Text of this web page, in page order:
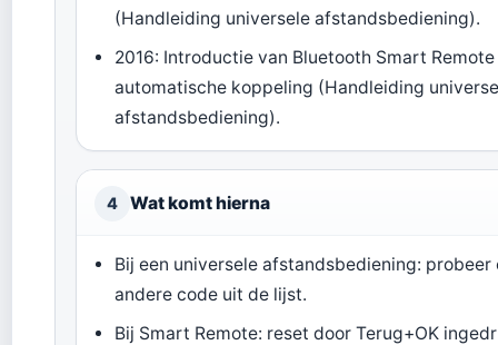
(Handleiding universele afstandsbediening).
2016: Introductie van Bluetooth Smart
automatische koppeling (Handleiding
afstandsbediening).
4 Wat komt hierna
Bij een universele afstandsbediening: probeer
andere code uit de lijst.
Bij Smart Remote: reset door Terug+OK